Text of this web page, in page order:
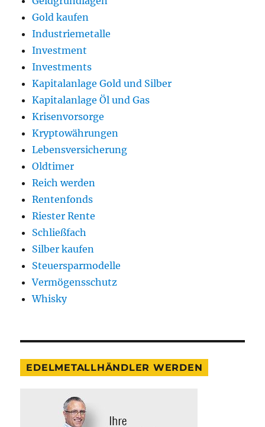
Gold kaufen
Industriemetalle
Investment
Investments
Kapitalanlage Gold und Silber
Kapitalanlage Öl und Gas
Krisenvorsorge
Kryptowährungen
Lebensversicherung
Oldtimer
Reich werden
Rentenfonds
Riester Rente
Schließfach
Silber kaufen
Steuersparmodelle
Vermögensschutz
Whisky
EDELMETALLHÄNDLER WERDEN